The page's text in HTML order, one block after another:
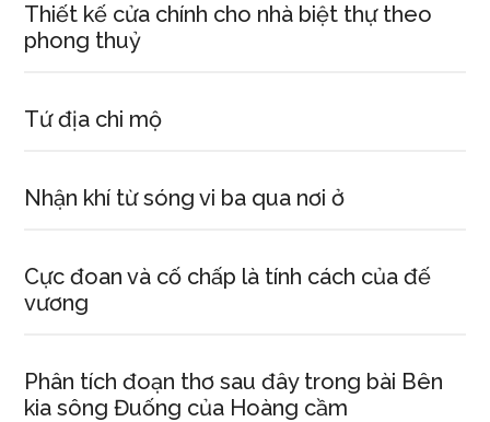
Thiết kế cửa chính cho nhà biệt thự theo
phong thuỷ
Tứ địa chi mộ
Nhận khí từ sóng vi ba qua nơi ở
Cực đoan và cố chấp là tính cách của đế
vương
Phân tích đoạn thơ sau đây trong bài Bên
kia sông Đuống của Hoàng cầm